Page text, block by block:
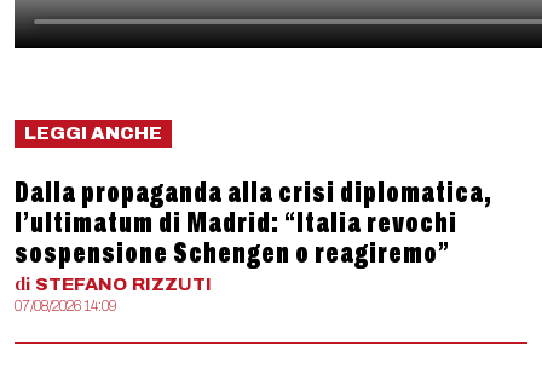
LEGGI ANCHE
Dalla propaganda alla crisi diplomatica,
l’ultimatum di Madrid: “Italia revochi
sospensione Schengen o reagiremo”
di STEFANO RIZZUTI
07/08/2026 14:09